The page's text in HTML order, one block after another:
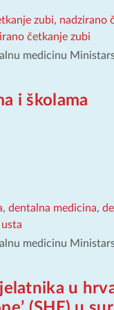
zubi, nadzirano
četkanje zubi
medicinu
i školama
, dentalna medicina,
medicinu
u